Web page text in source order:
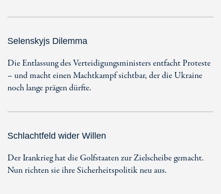
Selenskyjs Dilemma
Die Entlassung des Verteidigungsministers entfacht Proteste
– und macht einen Machtkampf sichtbar, der die Ukraine
noch lange prägen dürfte.
Schlachtfeld wider Willen
Der Irankrieg hat die Golfstaaten zur Zielscheibe gemacht.
Nun richten sie ihre Sicherheitspolitik neu aus.